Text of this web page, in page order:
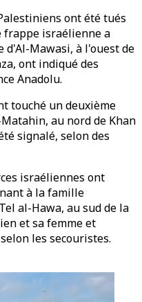
ont été tués
frappe israélienne a
d'Al-Mawasi, à l'ouest de
ont indiqué des
Anadolu.
touché un deuxième
au nord de Khan
signalé, selon des
israéliennes ont
à la famille
al-Hawa, au sud de la
et sa femme et
les secouristes.